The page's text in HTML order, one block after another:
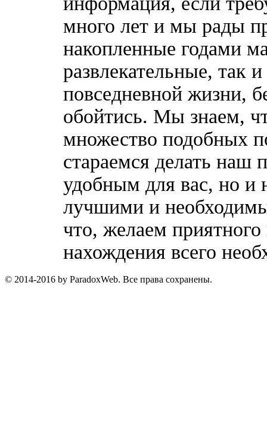
много лет и мы рады
накопленные годами
развлекательные, так
повседневной жизни,
обойтись. Мы знаем,
множество подобных
стараемся делать наш
удобным для вас, но и
лучшими и
что, желаем
нахождения всего
© 2014-2016 by ParadoxWeb. Все права сохранены.